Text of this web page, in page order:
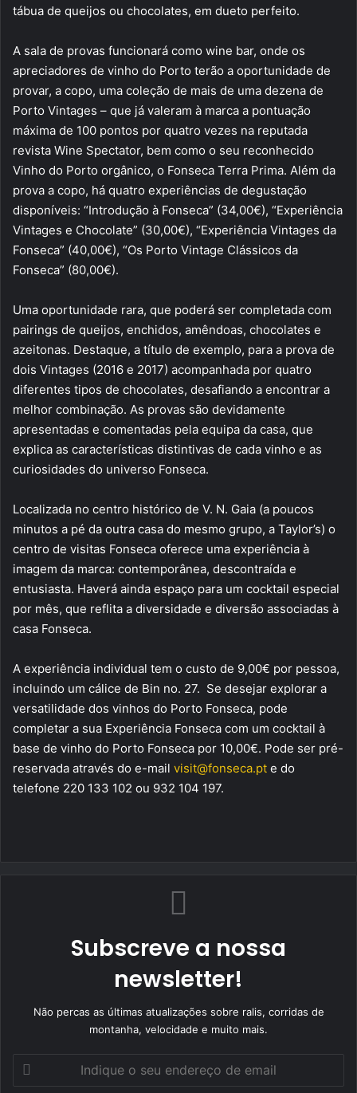
tábua de queijos ou chocolates, em dueto perfeito.
A sala de provas funcionará como wine bar, onde os
apreciadores de vinho do Porto terão a oportunidade de
provar, a copo, uma coleção de mais de uma dezena de
Porto Vintages – que já valeram à marca a pontuação
máxima de 100 pontos por quatro vezes na reputada
revista Wine Spectator, bem como o seu reconhecido
Vinho do Porto orgânico, o Fonseca Terra Prima. Além da
prova a copo, há quatro experiências de degustação
disponíveis: “Introdução à Fonseca” (34,00€), “Experiência
Vintages e Chocolate” (30,00€), “Experiência Vintages da
Fonseca” (40,00€), “Os Porto Vintage Clássicos da
Fonseca” (80,00€).
Uma oportunidade rara, que poderá ser completada com
pairings de queijos, enchidos, amêndoas, chocolates e
azeitonas. Destaque, a título de exemplo, para a prova de
dois Vintages (2016 e 2017) acompanhada por quatro
diferentes tipos de chocolates, desafiando a encontrar a
melhor combinação. As provas são devidamente
apresentadas e comentadas pela equipa da casa, que
explica as características distintivas de cada vinho e as
curiosidades do universo Fonseca.
Localizada no centro histórico de V. N. Gaia (a poucos
minutos a pé da outra casa do mesmo grupo, a Taylor’s) o
centro de visitas Fonseca oferece uma experiência à
imagem da marca: contemporânea, descontraída e
entusiasta. Haverá ainda espaço para um cocktail especial
por mês, que reflita a diversidade e diversão associadas à
casa Fonseca.
A experiência individual tem o custo de 9,00€ por pessoa,
incluindo um cálice de Bin no. 27. Se desejar explorar a
versatilidade dos vinhos do Porto Fonseca, pode
completar a sua Experiência Fonseca com um cocktail à
base de vinho do Porto Fonseca por 10,00€. Pode ser pré-
reservada através do e-mail visit@fonseca.pt e do
telefone 220 133 102 ou 932 104 197.
Subscreve a nossa
newsletter!
Não percas as últimas atualizações sobre ralis, corridas de
montanha, velocidade e muito mais.